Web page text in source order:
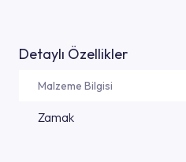
Detaylı Özellikler
Malzeme Bilgisi
Zamak